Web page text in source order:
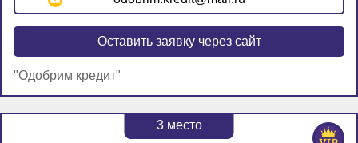
Оставить заявку через сайт
"Одобрим кредит"
3место